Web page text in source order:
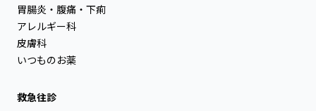
胃腸炎・腹痛・下痢
アレルギー科
皮膚科
いつものお薬
救急往診